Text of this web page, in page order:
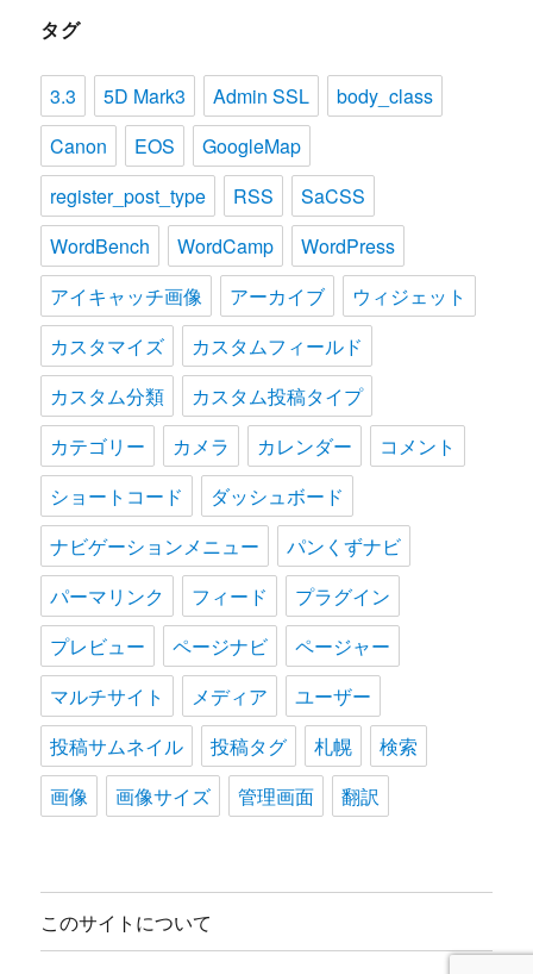
タグ
3.3 5D Mark3 Admin SSL
body_class
Canon
EOS
GoogleMap
register_post_type
RSS
SaCSS
WordBench
WordCamp
WordPress
アイキャッチ画像
アーカイブ
ウィジェット
カスタマイズ
カスタムフィールド
カスタム分類
カスタム投稿タイプ
カテゴリー
カメラ カレンダー
コメント
ショートコード
ダッシュボード
ナビゲーションメニュー
パンくずナビ
パーマリンク
フィード
プラグイン
プレビュー
ページナビ
ページャー
マルチサイト
メディア
ユーザー
投稿サムネイル
投稿タグ 札幌
検索
画像
画像サイズ 管理画面 翻訳
このサイトについて